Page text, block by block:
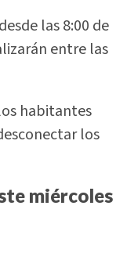
las 8:00 de
entre las
habitantes
los
miércoles